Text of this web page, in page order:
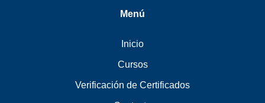
Menú
Inicio
Cursos
Verificación de Certificados